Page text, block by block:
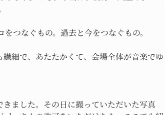
つなぐもの。過去と今をつなぐもの。
繊細で、あたたかくて、会場全体が音楽でゆ
きました。その日に撮っていただいた写真